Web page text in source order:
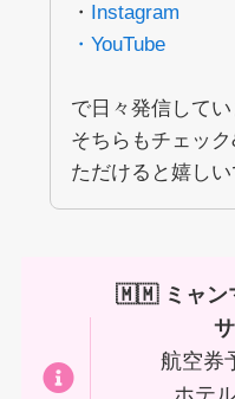
・
Instagram
・YouTube
で日々発信して
そちらもチェッ
ただけると嬉しい
🇲🇲 ミャン
航空券
ホテ